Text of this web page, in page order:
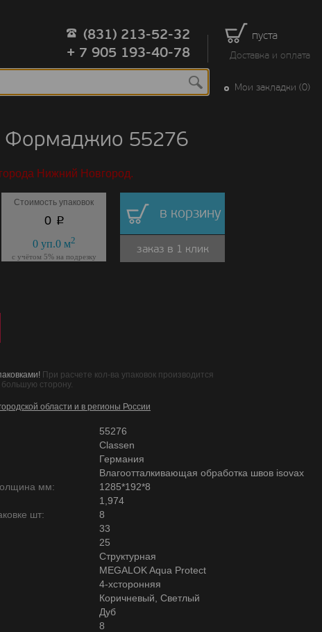
пуста
Доставка и оплата
(831) 213-52-32
+ 7 905 193-40-78
Мои закладки (0)
Формаджио 55276
Нижний Новгород.
Стоимость упаковок
0 p
0уп.0м2
с учётом 5% на подрезку
в корзину
заказ в 1 клик
При расчете кол-ва упаковок производится
большую сторону.
области и в регионы России
55276
Classen
Германия
Влагоотталкивающая обработка швов isovax
мм:
1285*192*8
1,974
шт:
8
33
25
Структурная
MEGALOK Aqua Protect
4-хсторонняя
Коричневый, Светлый
Дуб
8